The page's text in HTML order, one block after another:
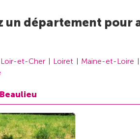
un département pour
Loir-et-Cher Loiret Maine-et-Loire